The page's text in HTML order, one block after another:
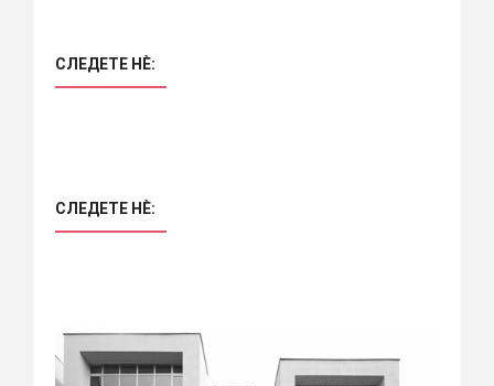
СЛЕДЕТЕ НÈ:
СЛЕДЕТЕ НÈ: